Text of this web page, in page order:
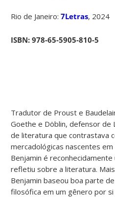
Rio de Janeiro:7Letras, 2024
ISBN: 978-65-5905-810-5
Tradutor de Proust e
Goethe e Döblin, defensor de
de literatura que contrastava
mercadológicas nascentes
Benjamin é
refletiu sobre a literatura.
Benjamin baseou boa parte
filosófica em um gênero por